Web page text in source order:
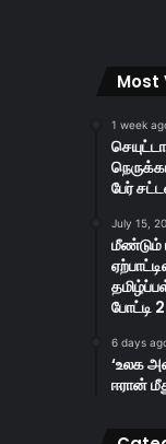
Most
1 week
பேர்
July 15,
மீண்டும்
போட்டி
6 days
‘உலக
ஈரான்